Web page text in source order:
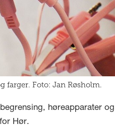
farger. Foto: Jan Røsholm.
høreapparater
Hør.